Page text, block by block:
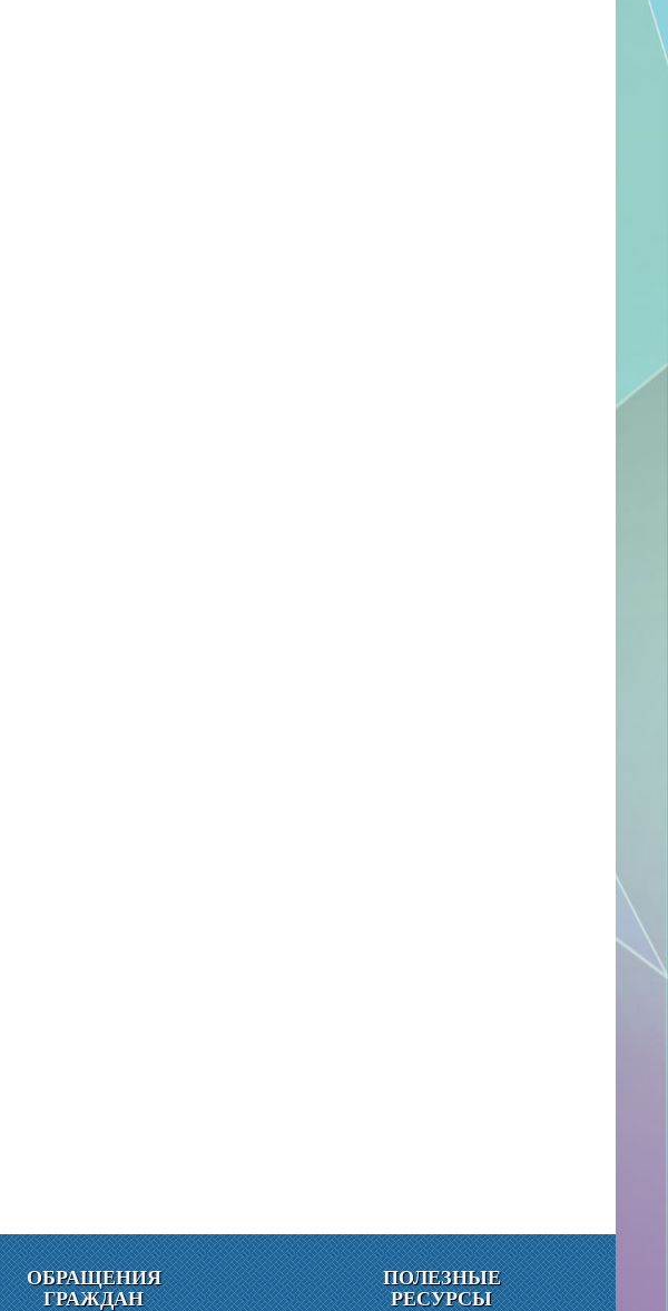
ОБРАЩЕНИЯ
ГРАЖДАН
ПОЛЕЗНЫЕ
РЕСУРСЫ